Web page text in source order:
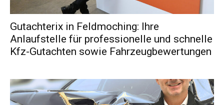
Gutachterix in Feldmoching: Ihre
Anlaufstelle für professionelle und schnelle
Kfz-Gutachten sowie Fahrzeugbewertungen